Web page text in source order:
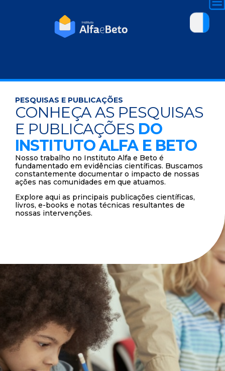
PESQUISAS E PUBLICAÇÕES
CONHEÇA AS PESQUISAS
E PUBLICAÇÕES DO
INSTITUTO ALFA E BETO
Nosso trabalho no Instituto Alfa e Beto é
fundamentado em evidências científicas. Buscamos
constantemente documentar o impacto de nossas
ações nas comunidades em que atuamos.
Explore aqui as principais publicações científicas,
livros, e-books e notas técnicas resultantes de
nossas intervenções.